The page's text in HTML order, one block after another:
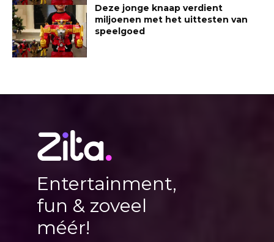
Deze jonge knaap verdient
miljoenen met het uittesten van
speelgoed
Entertainment,
fun & zoveel
méér!